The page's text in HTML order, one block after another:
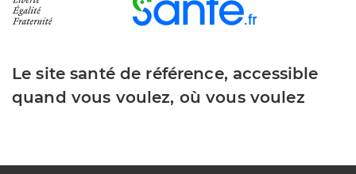
Le site santé de référence, accessible
quand vous voulez, où vous voulez